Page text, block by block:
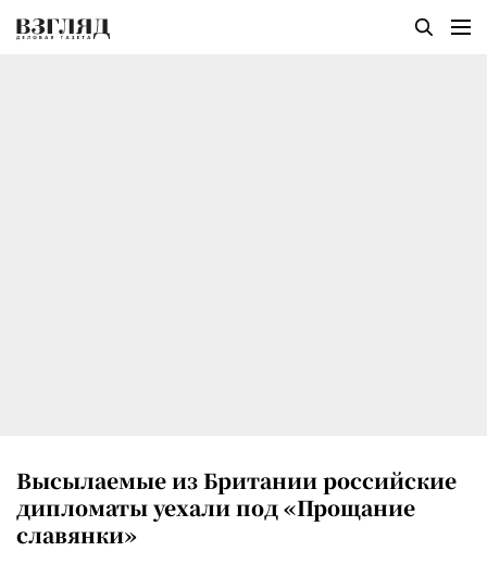
Высылаемые из Британии российские
дипломаты уехали под «Прощание
славянки»